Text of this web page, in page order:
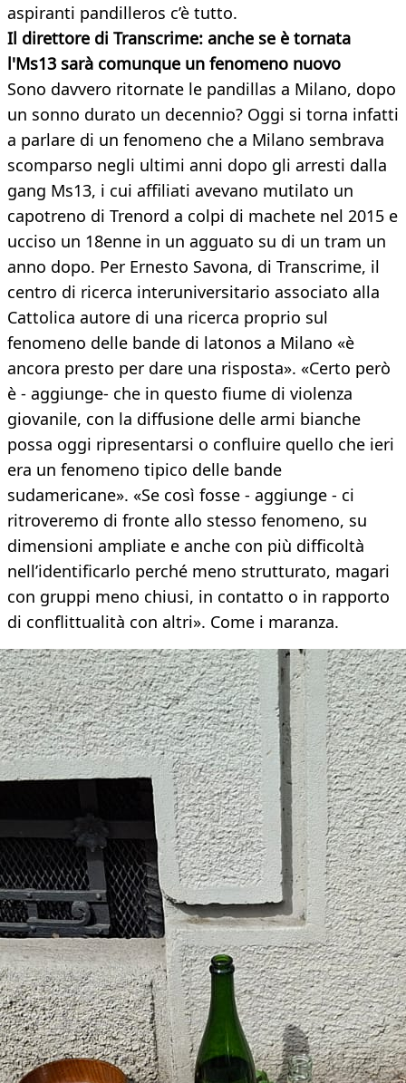
aspiranti pandilleros c’è tutto.
Il direttore di Transcrime: anche se è tornata
l'Ms13 sarà comunque un fenomeno nuovo
Sono davvero ritornate le pandillas a Milano, dopo
un sonno durato un decennio? Oggi si torna infatti
a parlare di un fenomeno che a Milano sembrava
scomparso negli ultimi anni dopo gli arresti dalla
gang Ms13, i cui affiliati avevano mutilato un
capotreno di Trenord a colpi di machete nel 2015 e
ucciso un 18enne in un agguato su di un tram un
anno dopo. Per Ernesto Savona, di Transcrime, il
centro di ricerca interuniversitario associato alla
Cattolica autore di una ricerca proprio sul
fenomeno delle bande di latonos a Milano «è
ancora presto per dare una risposta». «Certo però
è - aggiunge- che in questo fiume di violenza
giovanile, con la diffusione delle armi bianche
possa oggi ripresentarsi o confluire quello che ieri
era un fenomeno tipico delle bande
sudamericane». «Se così fosse - aggiunge - ci
ritroveremo di fronte allo stesso fenomeno, su
dimensioni ampliate e anche con più difficoltà
nell’identificarlo perché meno strutturato, magari
con gruppi meno chiusi, in contatto o in rapporto
di conflittualità con altri». Come i maranza.